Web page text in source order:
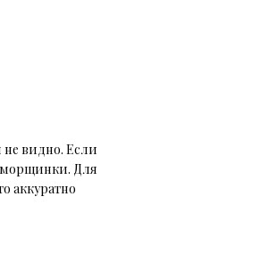
не видно. Если
морщинки. Для
аккуратно